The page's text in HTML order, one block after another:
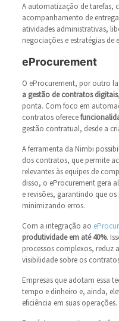
A automatização de tarefas,
acompanhamento de
atividades administrativas,
negociações e estratégias de
eProcurement
O eProcurement, por outro
a gestão de contratos digitais
ponta. Com foco em
contratos oferece
gestão contratual, desde a
A ferramenta da Nimbi
dos contratos, que permite
relevantes às equipes de
disso, o eProcurement gera
e revisões, garantindo que
minimizando erros.
Com a integração ao
produtividade em até 40%.
processos complexos, reduz
visibilidade sobre os
Empresas que adotam essa
tempo e dinheiro e, ainda,
eficiência em suas operações.